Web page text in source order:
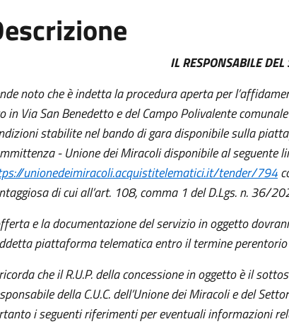
IL RESPONSABILE DEL
noto che è indetta la procedura aperta per
in Via San Benedetto e del Campo Polivalente
stabilite nel bando di gara disponibile sulla
- Unione dei Miracoli disponibile al seguente
unionedeimiracoli.acquistitelematici.it/tender/794
di cui all’art. 108, comma 1 del D.Lgs. n. 36/
e la documentazione del servizio in oggetto
piattaforma telematica entro il termine
che il R.U.P. della concessione in oggetto è il
della C.U.C. dell’Unione dei Miracoli e del
i seguenti riferimenti per eventuali informazioni